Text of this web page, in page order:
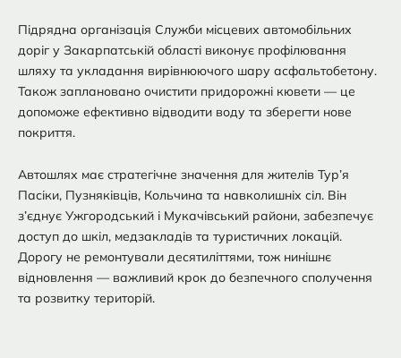
Підрядна організація Служби місцевих автомобільних
доріг у Закарпатській області виконує профілювання
шляху та укладання вирівнюючого шару асфальтобетону.
Також заплановано очистити придорожні кювети — це
допоможе ефективно відводити воду та зберегти нове
покриття.
Автошлях має стратегічне значення для жителів Тур’я
Пасіки, Пузняківців, Кольчина та навколишніх сіл. Він
з’єднує Ужгородський і Мукачівський райони, забезпечує
доступ до шкіл, медзакладів та туристичних локацій.
Дорогу не ремонтували десятиліттями, тож нинішнє
відновлення — важливий крок до безпечного сполучення
та розвитку територій.